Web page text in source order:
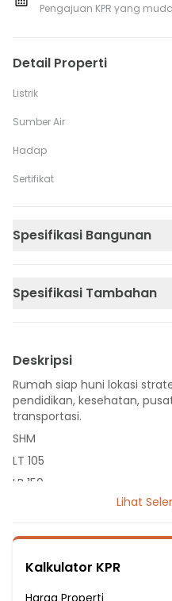
Pengajuan KPR yang
Detail Properti
Listrik
Sumber Air
Hadap
Sertifikat
Spesifikasi Bangunan
Spesifikasi Tambahan
Deskripsi
Rumah siap huni lokasi
pendidikan, kesehatan,
transportasi.
SHM
LT 105
LB 150
3 Kamar Mandi
Listrik 2200 VA
Lihat
Kalkulator KPR
Harga Properti